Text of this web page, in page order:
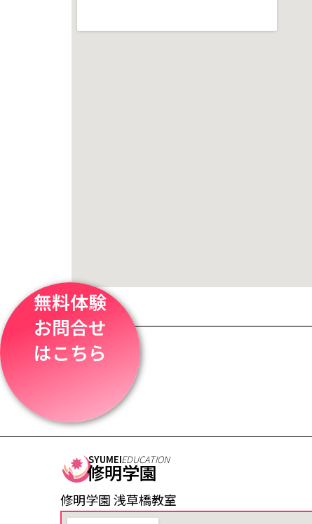
無料体験
お問合せ
はこちら
SYUMEIEDUCATION
修明学園
修明学園 浅草橋教室